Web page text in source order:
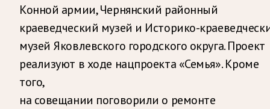
Конной армии, Чернянский районный
краеведческий музей и Историко-
музей Яковлевского городского округа. Проект
реализуют в ходе нацпроекта «Семья». Кроме
того,
на совещании поговорили о ремонте